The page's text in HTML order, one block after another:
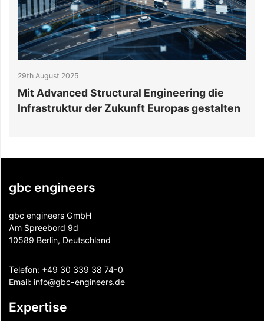
29th August 2025
Mit Advanced Structural Engineering die
Infrastruktur der Zukunft Europas gestalten
gbc engineers
gbc engineers GmbH
Am Spreebord 9d
10589 Berlin, Deutschland
Telefon: +49 30 339 38 74-0
Email: info@gbc-engineers.de
Expertise